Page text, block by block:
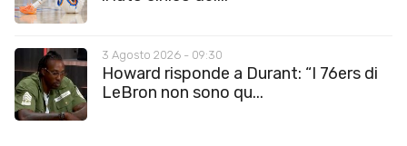
3 Agosto 2026 - 09:30
Howard risponde a Durant: “I 76ers di
LeBron non sono qu...